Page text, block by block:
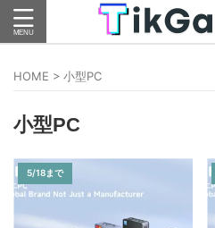
HOME > 小型PC
小型PC
5/18まで